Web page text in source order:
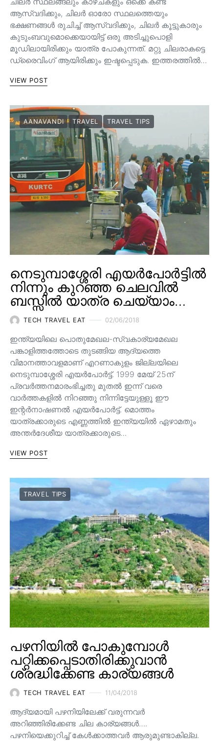
ആസ്വദിക്കും, ചിലർ ഓരോ സ്ഥലത്തെയും
ഭക്ഷണങ്ങൾ രുചിച്ച് ആസ്വദിക്കും, ചിലർ കൂട്ടുകാരും
കുടുംബവുമൊക്കെയായിട്ട് ഒരു അടിച്ചുപൊളി
മൂഡിലായിരിക്കും യാത്ര പോകുന്നത്. മറ്റു ചിലരാകട്ടെ
ഡ്രൈവിംഗ് ആയിരിക്കും ഇഷ്ടപ്പെടുക. ഇത്തരത്തിൽ…
VIEW POST
AANAVANDI TRAVEL TRAVEL TIPS
നെടുമ്പാശ്ശേരി എയർപോർട്ടിൽ
നിന്നും കുറഞ്ഞ ചെലവിൽ
ബസ്സിൽ യാത്ര ചെയ്യാം…
TECH TRAVEL EAT 02/06/2018
ഇന്ത്യയിലെ പൊതുമേഖല-സ്വകാര്യമേഖല
പങ്കാളിത്തത്തോടെ തുടങ്ങിയ ആദ്യത്തെ
വിമാനത്താവളമാണ് എറണാകുളം ജില്ലയിലെ
നെടുമ്പാശ്ശേരി എയർപോർട്ട്. 1999 മേയ് 25ന്
പ്രവർത്തനമാരംഭിച്ചതു മുതൽ ഇന്ന് വരെ
വാർത്തകളിൽ നിറഞ്ഞു നിന്നിട്ടേയുള്ളൂ ഈ
ഇന്റർനാഷണൽ എയർപോർട്ട്. മൊത്തം
യാത്രക്കാരുടെ എണ്ണത്തിൽ ഇന്ത്യയിൽ ഏഴാമതും
അന്തർദേശീയ യാത്രക്കാരുടെ…
VIEW POST
TRAVEL TIPS
പഴനിയിൽ പോകുമ്പോൾ
പറ്റിക്കപ്പെടാതിരിക്കുവാൻ
ശ്രദ്ധിക്കേണ്ട കാര്യങ്ങൾ
TECH TRAVEL EAT 11/04/2018
ആദ്യമായി പഴനിയിലേക്ക് വരുന്നവര്‍
അറിഞ്ഞിരിക്കേണ്ട ചില കാര്യങ്ങള്‍….
പഴനിയെക്കുറിച്ച് കേള്‍ക്കാത്തവര്‍ ആരുമുണ്ടാകില്ല.